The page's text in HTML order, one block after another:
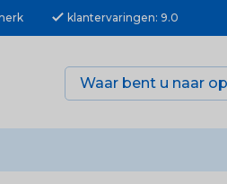
check klantervaringen: 9.0